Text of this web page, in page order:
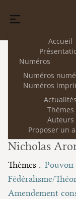
Accueil
Numéros
Numéros
Numéros
Actualités
Thèmes
Auteurs
Proposer un
17 Thinking
States:
Nicholas
Thèmes :
Fédéralisme/
Amendement